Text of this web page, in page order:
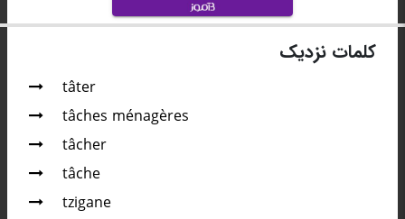
کلمات نزدیک
tâter
tâches ménagères
tâcher
tâche
tzigane